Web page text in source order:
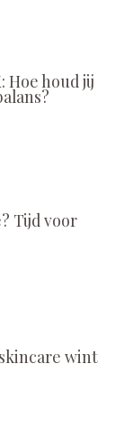
Hoe houd jij
Tijd voor
wint